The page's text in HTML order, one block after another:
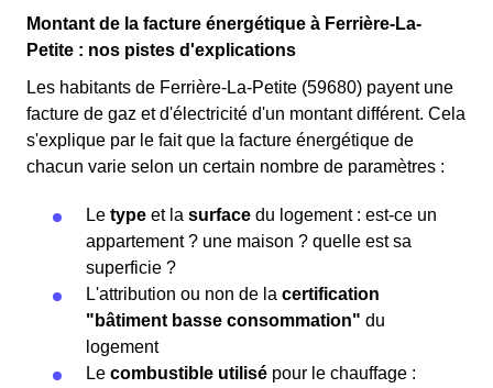
Montant de la facture énergétique à Ferrière-La-
Petite : nos pistes d'explications
Les habitants de Ferrière-La-Petite (59680) payent une
facture de gaz et d'électricité d'un montant différent. Cela
s'explique par le fait que la facture énergétique de
chacun varie selon un certain nombre de paramètres :
Le type et la surface du logement : est-ce un
appartement ? une maison ? quelle est sa
superficie ?
L'attribution ou non de la certification
"bâtiment basse consommation" du
logement
Le combustible utilisé pour le chauffage :